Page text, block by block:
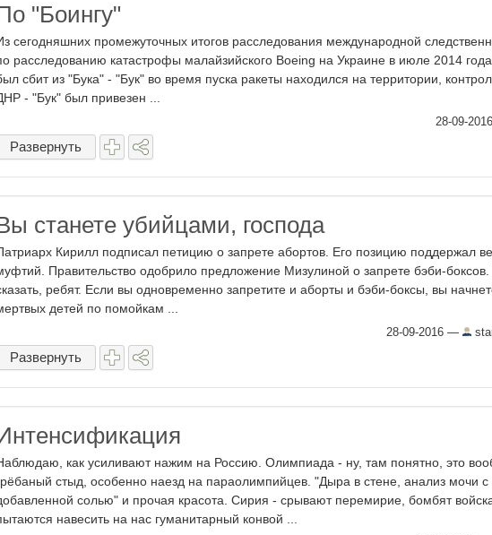
"Боингу"
сегодняшних промежуточных итогов расследования международной
расследованию катастрофы малайзийского Boeing на Украине в июле 2014
сбит из "Бука" - "Бук" во время пуска ракеты находился на территории,
- "Бук" был привезен ...
28-09-2016
Развернуть
станете убийцами, господа
Кирилл подписал петицию о запрете абортов. Его позицию поддержал
Правительство одобрило предложение Мизулиной о запрете бэби-боксов.
ребят. Если вы одновременно запретите и аборты и бэби-боксы, вы
детей по помойкам ...
28-09-2016 —
Развернуть
как усиливают нажим на Россию. Олимпиада - ну, там понятно, это
стыд, особенно наезд на параолимпийцев. "Дыра в стене, анализ мочи с
солью" и прочая красота. Сирия - срывают перемирие, бомбят
навесить на нас гуманитарный конвой ...